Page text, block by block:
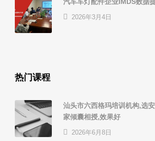
汽车车灯配件企业IMDS数据
2026年3月4日
热门课程
汕头市六西格玛培训机构,选
家倾囊相授,效果好
2026年6月8日